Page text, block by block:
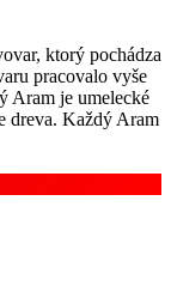
ktorý pochádza
pracovalo vyše
Aram je umelecké
dreva. Každý Aram